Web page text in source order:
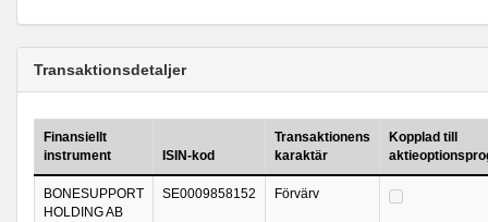
Transaktionsdetaljer
Finansiellt
instrument
ISIN-kod
Transaktionens
karaktär
Kopplad till
BONESUPPORT
HOLDING AB
SE0009858152 Förvärv